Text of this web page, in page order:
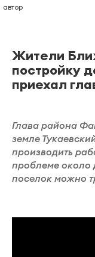
автор
Жители
постройку
приехал
Глава района
земле
производить
проблеме около
поселок можно